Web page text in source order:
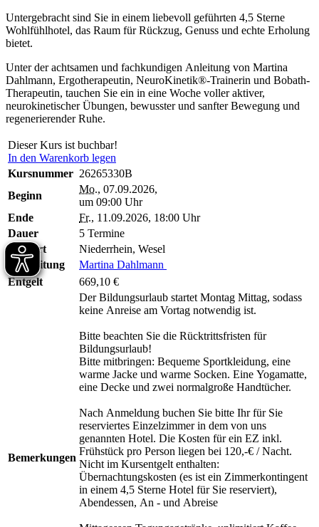
Untergebracht sind Sie in einem liebevoll geführten 4,5 Sterne
Wohlfühlhotel, das Raum für Rückzug, Genuss und echte Erholung
bietet.
Unter der achtsamen und fachkundigen Anleitung von Martina
Dahlmann, Ergotherapeutin, NeuroKinetik®-Trainerin und Bobath-
Therapeutin, tauchen Sie ein in eine Woche voller aktiver,
neurokinetischer Übungen, bewusster und sanfter Bewegung und
regenerierender Ruhe.
Dieser Kurs ist buchbar!
In den Warenkorb legen
Kursnummer 26265330B
Beginn
Mo., 07.09.2026,
um 09:00 Uhr
Ende
Fr., 11.09.2026, 18:00 Uhr
Dauer
5 Termine
Kursort
Niederrhein, Wesel
Kursleitung
Martina Dahlmann
Entgelt
669,10 €
Bemerkungen
Der Bildungsurlaub startet Montag Mittag, sodass
keine Anreise am Vortag notwendig ist.
Bitte beachten Sie die Rücktrittsfristen für
Bildungsurlaub!
Bitte mitbringen: Bequeme Sportkleidung, eine
warme Jacke und warme Socken. Eine Yogamatte,
eine Decke und zwei normalgroße Handtücher.
Nach Anmeldung buchen Sie bitte Ihr für Sie
reserviertes Einzelzimmer in dem von uns
genannten Hotel. Die Kosten für ein EZ inkl.
Frühstück pro Person liegen bei 120,-€ / Nacht.
Nicht im Kursentgelt enthalten:
Übernachtungskosten (es ist ein Zimmerkontingent
in einem 4,5 Sterne Hotel für Sie reserviert),
Abendessen, An - und Abreise